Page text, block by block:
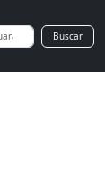
Buscar